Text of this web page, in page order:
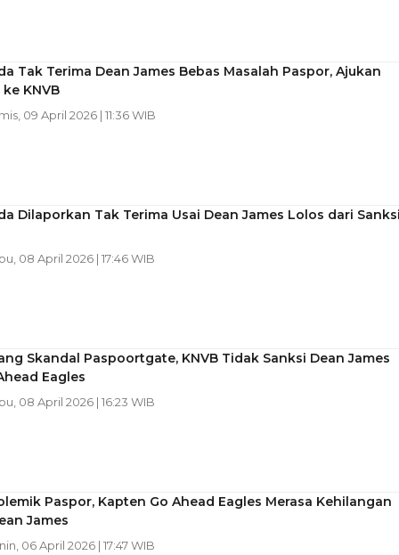
Tak Terima Dean James Bebas Masalah Paspor, Ajukan
KNVB
09 April 2026 | 11:36 WIB
Dilaporkan Tak Terima Usai Dean James Lolos dari
08 April 2026 | 17:46 WIB
Skandal Paspoortgate, KNVB Tidak Sanksi Dean James
Eagles
08 April 2026 | 16:23 WIB
Paspor, Kapten Go Ahead Eagles Merasa Kehilangan
James
06 April 2026 | 17:47 WIB